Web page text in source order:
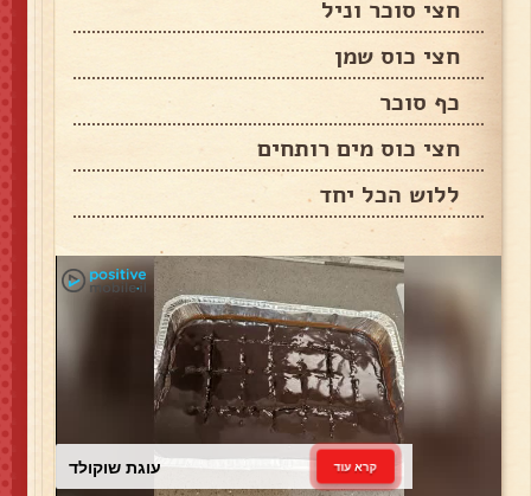
חצי סוכר וניל
חצי כוס שמן
כף סוכר
חצי כוס מים רותחים
ללוש הכל יחד
עוגת שוקולד קרא עוד